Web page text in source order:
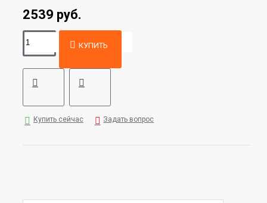
2539 руб.
КУПИТЬ
Купить сейчас Задать вопрос